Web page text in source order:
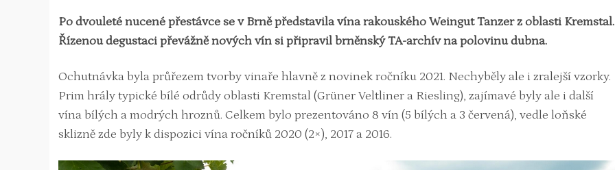
Po dvouleté nucené přestávce se v Brně představila vína rakouského Weingut Tanzer z oblasti Kremstal.
Řízenou degustaci převážně nových vín si připravil brněnský TA-archív na polovinu dubna.
Ochutnávka byla průřezem tvorby vinaře hlavně z novinek ročníku 2021. Nechyběly ale i zralejší vzorky.
Prim hrály typické bílé odrůdy oblasti Kremstal (Grüner Veltliner a Riesling), zajímavé byly ale i další
vína bílých a modrých hroznů. Celkem bylo prezentováno 8 vín (5 bílých a 3 červená), vedle loňské
sklizně zde byly k dispozici vína ročníků 2020 (2×), 2017 a 2016.